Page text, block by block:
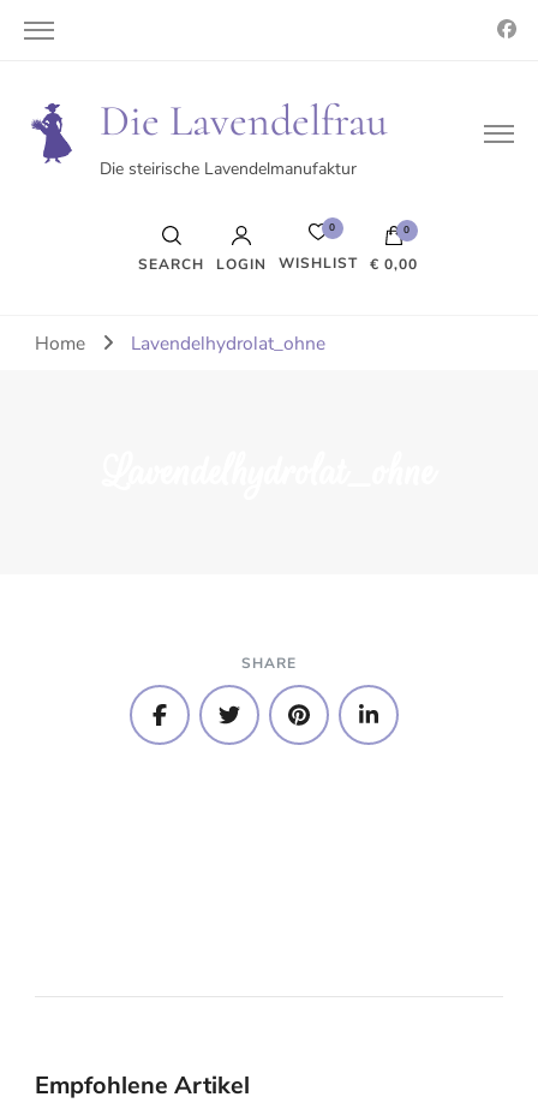
Die Lavendelfrau
Die steirische Lavendelmanufaktur
SEARCH LOGIN
0
WISHLIST
0
€ 0,00
Es befinden sich keine Produkte im Warenkorb.
Home Lavendelhydrolat_ohne
SHARE
Empfohlene Artikel